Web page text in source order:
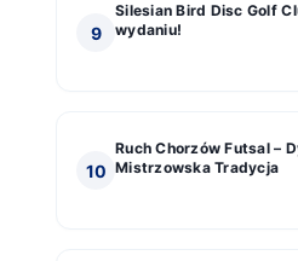
9
Silesian Bird Disc Golf
wydaniu!
10
Ruch Chorzów Futsal –
Mistrzowska Tradycja